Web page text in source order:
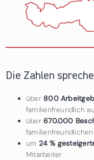
Die Zahlen
über800
familienfreundlich
über670.000
um 24 %
Mitarbeiter